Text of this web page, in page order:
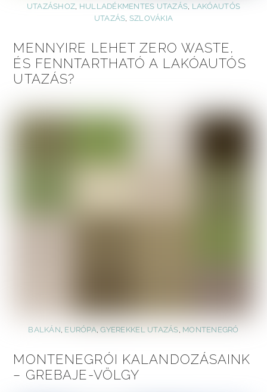
UTAZÁSHOZ HULLADÉKMENTES UTAZÁS LAKÓAUTÓS
UTAZÁS SZLOVÁKIA
MENNYIRE LEHET ZERO WASTE,
ÉS FENNTARTHATÓ A LAKÓAUTÓS
UTAZÁS?
BALKÁN EURÓPA ,GYEREKKEL UTAZÁS MONTENEGRÓ
MONTENEGRÓI KALANDOZÁSAINK
– GREBAJE-VÖLGY